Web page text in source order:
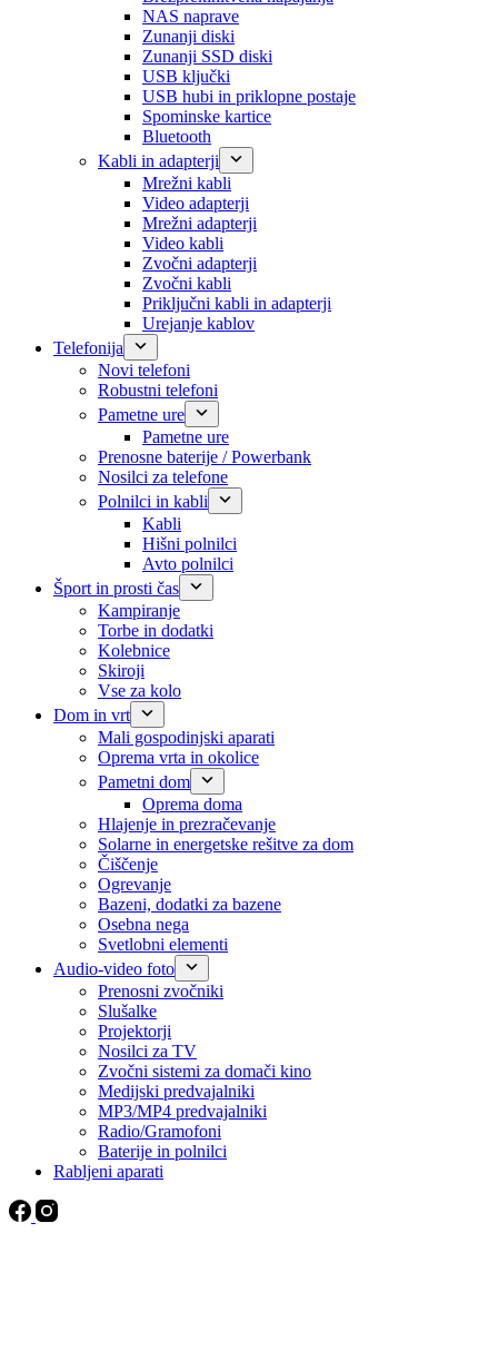
NAS naprave
Zunanji diski
Zunanji SSD diski
USB ključki
USB hubi in priklopne postaje
Spominske kartice
Bluetooth
Kabli in adapterji
Mrežni kabli
Video adapterji
Mrežni adapterji
Video kabli
Zvočni adapterji
Zvočni kabli
Priključni kabli in adapterji
Urejanje kablov
Telefonija
Novi telefoni
Robustni telefoni
Pametne ure
Pametne ure
Prenosne baterije / Powerbank
Nosilci za telefone
Polnilci in kabli
Kabli
Hišni polnilci
Avto polnilci
Šport in prosti čas
Kampiranje
Torbe in dodatki
Kolebnice
Skiroji
Vse za kolo
Dom in vrt
Mali gospodinjski aparati
Oprema vrta in okolice
Pametni dom
Oprema doma
Hlajenje in prezračevanje
Solarne in energetske rešitve za dom
Čiščenje
Ogrevanje
Bazeni, dodatki za bazene
Osebna nega
Svetlobni elementi
Audio-video foto
Prenosni zvočniki
Slušalke
Projektorji
Nosilci za TV
Zvočni sistemi za domači kino
Medijski predvajalniki
MP3/MP4 predvajalniki
Radio/Gramofoni
Baterije in polnilci
Rabljeni aparati